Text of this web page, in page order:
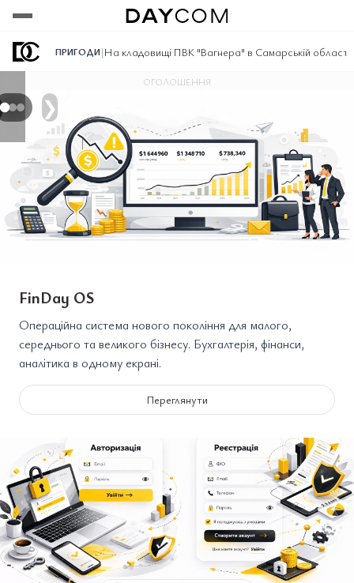
ПРИГОДИ|На кладовищі ПВК "Вагнера" ​​в Самарській області
Переглянути
Переглянути
Переглянути
❯
ОГОЛОШЕННЯ
FinDay OS
Операційна система нового покоління для малого,
середнього та великого бізнесу. Бухгалтерія, фінанси,
аналітика в одному екрані.
Переглянути